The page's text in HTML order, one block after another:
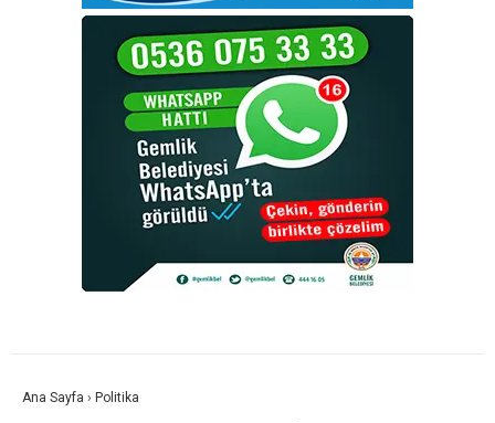
Ana Sayfa › Politika